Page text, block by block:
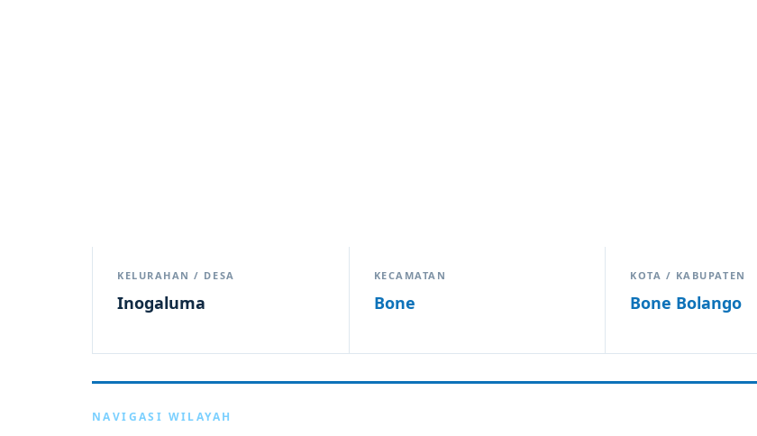
KELURAHAN / DESA
Inogaluma
KECAMATAN
Bone
KOTA / KABUPATEN
Bone Bolango
NAVIGASI WILAYAH